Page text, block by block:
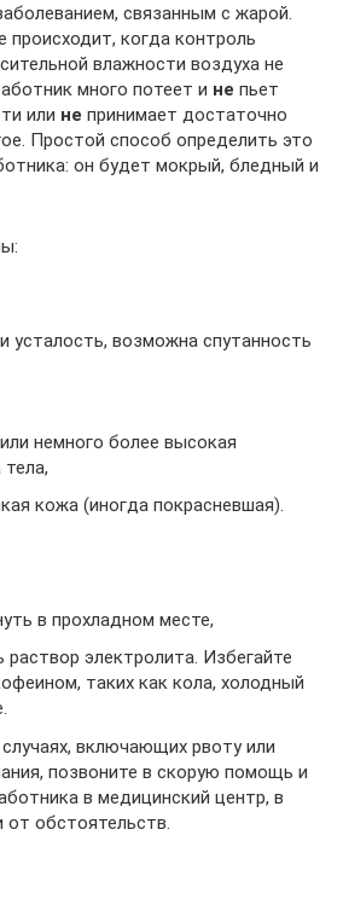
связанным с жарой.
происходит, когда контроль
влажности воздуха не
много потеет и не пьет
или не принимает достаточно
Простой способ определить это
он будет мокрый, бледный и
усталость, возможна спутанность
немного более высокая
кожа (иногда покрасневшая).
в прохладном месте,
электролита. Избегайте
таких как кола, холодный
включающих рвоту или
позвоните в скорую помощь и
в медицинский центр, в
от обстоятельств.